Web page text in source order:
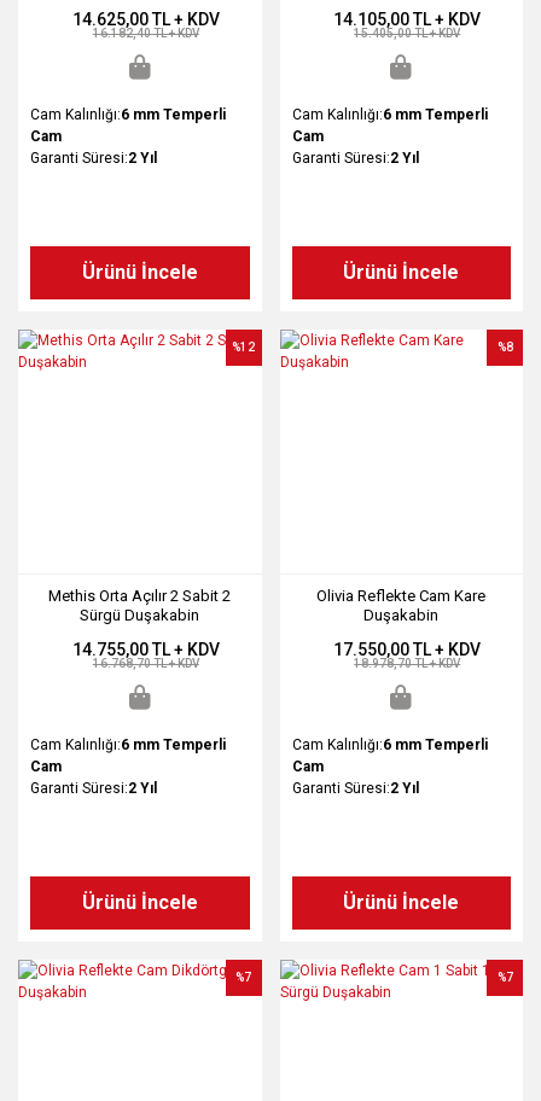
14.625,00 TL + KDV
16.182,40 TL + KDV
Cam Kalınlığı:6 mm Temperli
Cam
Garanti Süresi:2 Yıl
Ürünü İncele
14.105,00 TL + KDV
15.405,00 TL + KDV
Cam Kalınlığı:6 mm Temperli
Cam
Garanti Süresi:2 Yıl
Ürünü İncele
Methis Orta Açılır 2 Sabit 2
Sürgü Duşakabin
%12
14.755,00 TL + KDV
16.768,70 TL + KDV
Cam Kalınlığı:6 mm Temperli
Cam
Garanti Süresi:2 Yıl
Ürünü İncele
Olivia Reflekte Cam Kare
Duşakabin
%8
17.550,00 TL + KDV
18.978,70 TL + KDV
Cam Kalınlığı:6 mm Temperli
Cam
Garanti Süresi:2 Yıl
Ürünü İncele
%7 %7